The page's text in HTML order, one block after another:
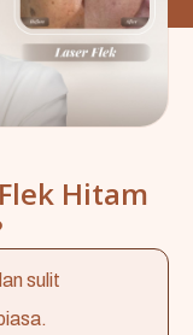
Hitam
sulit